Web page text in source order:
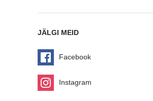
JÄLGI MEID
Facebook
Instagram